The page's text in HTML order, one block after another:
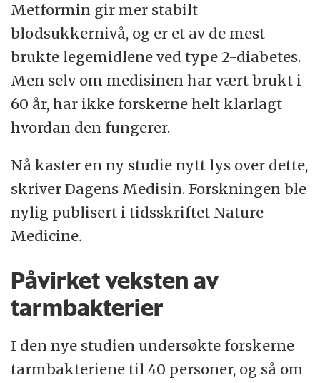
Metformin gir mer stabilt
blodsukkernivå, og er et av de mest
brukte legemidlene ved type 2-diabetes.
Men selv om medisinen har vært brukt i
60 år, har ikke forskerne helt klarlagt
hvordan den fungerer.
Nå kaster en ny studie nytt lys over dette,
skriver Dagens Medisin. Forskningen ble
nylig publisert i tidsskriftet Nature
Medicine.
Påvirket veksten av
tarmbakterier
I den nye studien undersøkte forskerne
tarmbakteriene til 40 personer, og så om